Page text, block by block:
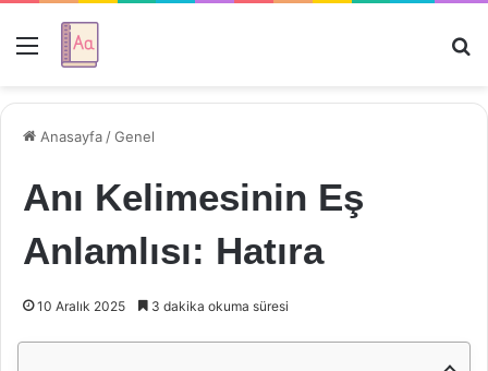
Menü
Anasayfa /Genel
Anı Kelimesinin Eş
Anlamlısı: Hatıra
10 Aralık 2025 3 dakika okuma süresi